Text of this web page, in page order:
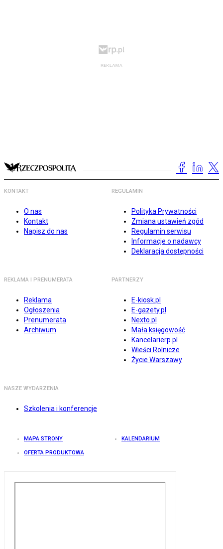
KONTAKT
O nas
Kontakt
Napisz do nas
REGULAMIN
Polityka Prywatności
Zmiana ustawień zgód
Regulamin serwisu
Informacje o nadawcy
Deklaracja dostępności
REKLAMA I PRENUMERATA
Reklama
Ogłoszenia
Prenumerata
Archiwum
PARTNERZY
E-kiosk.pl
E-gazety.pl
Nexto.pl
Mała księgowość
Kancelarierp.pl
Wieści Rolnicze
Życie Warszawy
NASZE WYDARZENIA
Szkolenia i konferencje
MAPA STRONY KALENDARIUM
OFERTA PRODUKTOWA